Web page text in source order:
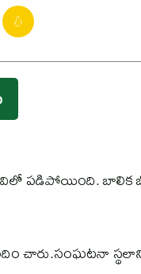
బావిలో పడిపోయింది.
చారు.సంఘటనా